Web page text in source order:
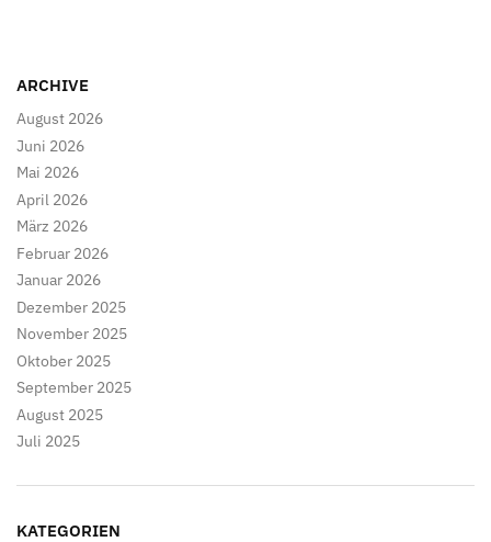
ARCHIVE
August 2026
Juni 2026
Mai 2026
April 2026
März 2026
Februar 2026
Januar 2026
Dezember 2025
November 2025
Oktober 2025
September 2025
August 2025
Juli 2025
KATEGORIEN